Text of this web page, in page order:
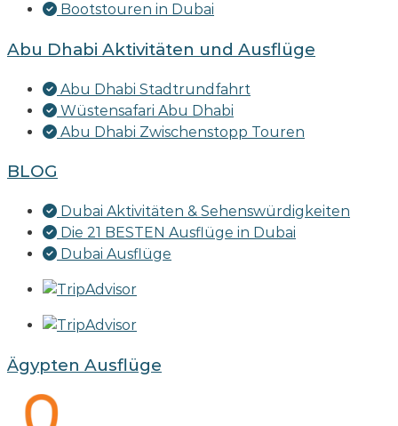
Bootstouren in Dubai
Abu Dhabi Aktivitäten und Ausflüge
Abu Dhabi Stadtrundfahrt
Wüstensafari Abu Dhabi
Abu Dhabi Zwischenstopp Touren
BLOG
Dubai Aktivitäten & Sehenswürdigkeiten
Die 21 BESTEN Ausflüge in Dubai
Dubai Ausflüge
Ägypten Ausflüge